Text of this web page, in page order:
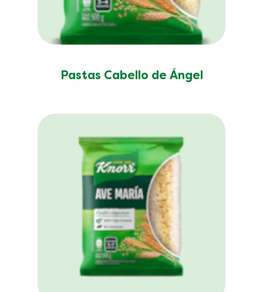
Pastas Cabello de Ángel